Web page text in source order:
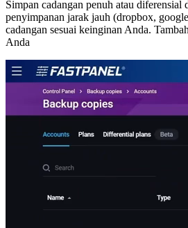
Simpan cadangan penuh atau diferensial
penyimpanan jarak jauh (dropbox,
cadangan sesuai keinginan Anda.
Anda